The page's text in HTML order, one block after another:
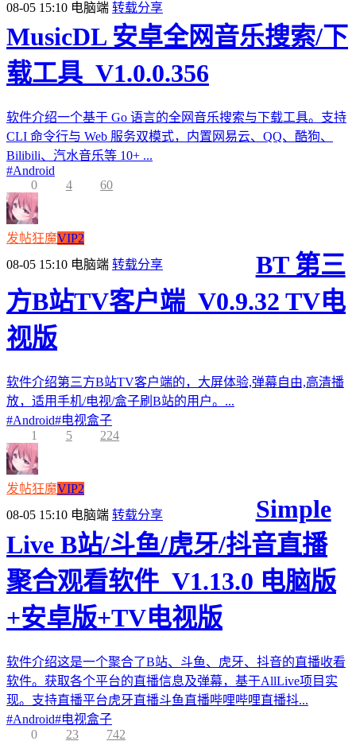
08-05 15:10 电脑端 转载分享
MusicDL 安卓全网音乐搜索/下
载工具_V1.0.0.356
软件介绍一个基于 Go 语言的全网音乐搜索与下载工具。支持
CLI 命令行与 Web 服务双模式，内置网易云、QQ、酷狗、
Bilibili、汽水音乐等 10+ ...
#Android
0
4 60
发帖狂魔VIP2
08-05 15:10 电脑端 转载分享
BT 第三
方B站TV客户端_V0.9.32 TV电
视版
软件介绍第三方B站TV客户端的，大屏体验,弹幕自由,高清播
放，适用手机/电视/盒子刷B站的用户。...
#Android#电视盒子
1
5 224
发帖狂魔VIP2
08-05 15:10 电脑端 转载分享
Simple
Live B站/斗鱼/虎牙/抖音直播
聚合观看软件_V1.13.0 电脑版
+安卓版+TV电视版
软件介绍这是一个聚合了B站、斗鱼、虎牙、抖音的直播收看
软件。获取各个平台的直播信息及弹幕，基于AllLive项目实
现。支持直播平台虎牙直播斗鱼直播哔哩哔哩直播抖...
#Android#电视盒子
0
23 742